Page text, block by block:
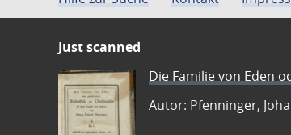
Just scanned
Die Familie von Eden
Autor: Pfenninger,